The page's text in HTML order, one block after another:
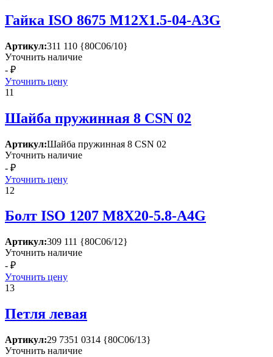
Гайка ISО 8675 М12Х1.5-04-А3G
Артикул:311 110 {80С06/10}
Уточнить наличие
- ₽
Уточнить цену
11
Шайба пружинная 8 СSN 02
Артикул:Шайба пружинная 8 СSN 02
Уточнить наличие
- ₽
Уточнить цену
12
Болт ISО 1207 М8Х20-5.8-А4G
Артикул:309 111 {80С06/12}
Уточнить наличие
- ₽
Уточнить цену
13
Петля левая
Артикул:29 7351 0314 {80С06/13}
Уточнить наличие